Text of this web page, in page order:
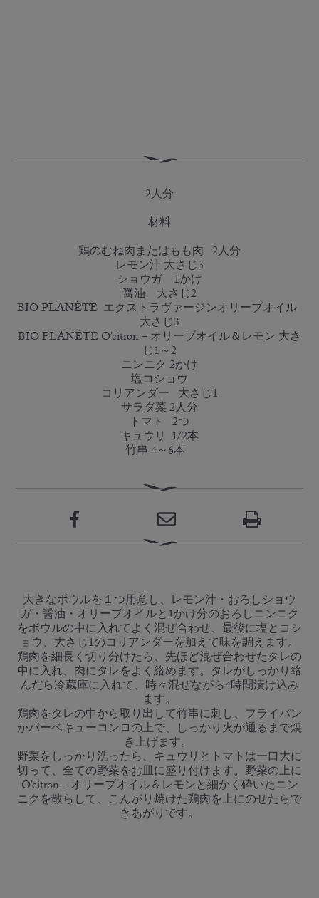
2人分
材料
鶏のむね肉またはもも肉 2人分
レモン汁 大さじ3
ショウガ 1かけ
醤油 大さじ2
BIO PLANÈTE エクストラヴァージンオリーブオイル
大さじ3
BIO PLANÈTE O’citron – オリーブオイル＆レモン 大さ
じ1～2
ニンニク 2かけ
塩コショウ
コリアンダー 大さじ1
サラダ菜 2人分
トマト 2つ
キュウリ 1/2本
竹串 4～6本
大きなボウルを１つ用意し、レモン汁・おろしショウ
ガ・醤油・オリーブオイルと1かけ分のおろしニンニク
をボウルの中に入れてよく混ぜ合わせ、最後に塩とコシ
ョウ、大さじ1のコリアンダーを加えて味を調えます。
鶏肉を細長く切り分けたら、先ほど混ぜ合わせたタレの
中に入れ、肉にタレをよく絡めます。タレがしっかり絡
んだら冷蔵庫に入れて、時々混ぜながら4時間漬け込み
ます。
鶏肉をタレの中から取り出して竹串に刺し、フライパン
かバーベキューコンロの上で、しっかり火が通るまで焼
き上げます。
野菜をしっかり洗ったら、キュウリとトマトは一口大に
切って、全ての野菜をお皿に盛り付けます。野菜の上に
O’citron – オリーブオイル＆レモンと細かく砕いたニン
ニクを散らして、こんがり焼けた鶏肉を上にのせたらで
きあがりです。